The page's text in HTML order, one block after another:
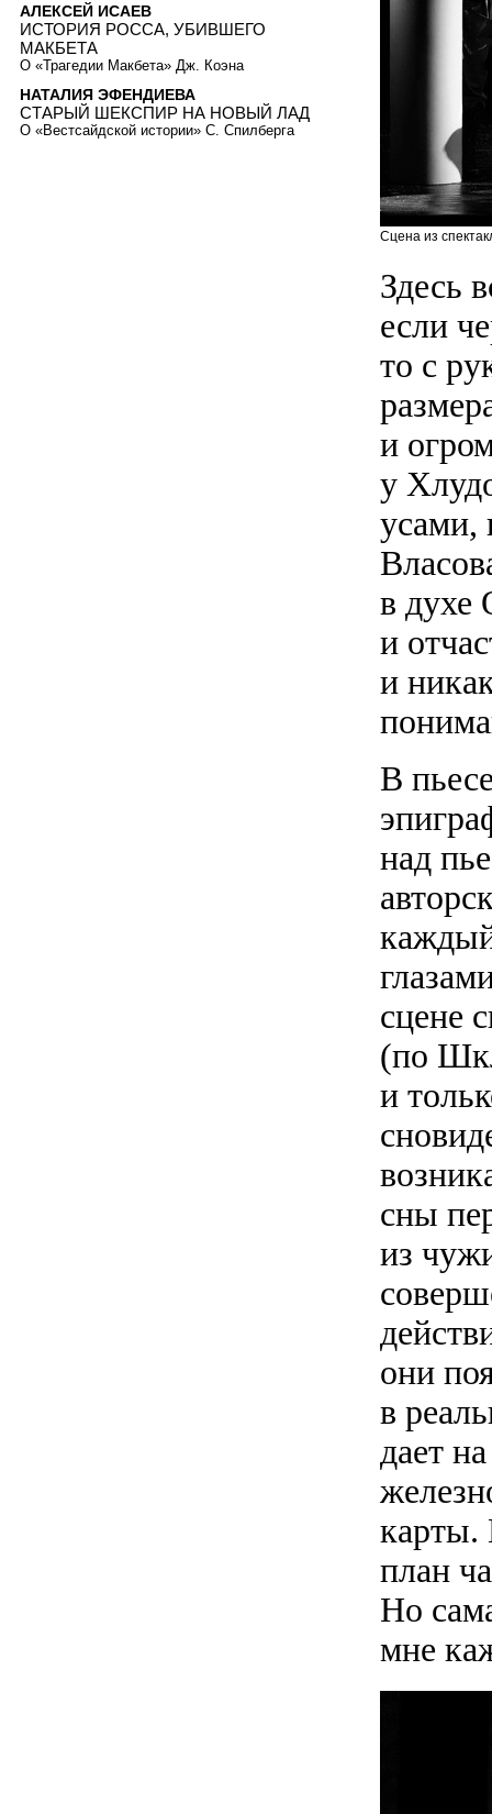
Сцена из
Здесь
если
то с
и
у
усами,
в духе
и
и
В
над
сцене
(по
и
сны
из
они
в
дает
карты.
план
Но
мне
АЛЕКСЕЙ ИСАЕВ
ИСТОРИЯ РОССА, УБИВШЕГО
МАКБЕТА
О «Трагедии Макбета» Дж. Коэна
НАТАЛИЯ ЭФЕНДИЕВА
СТАРЫЙ ШЕКСПИР НА НОВЫЙ ЛАД
О «Вестсайдской истории» С. Спилберга